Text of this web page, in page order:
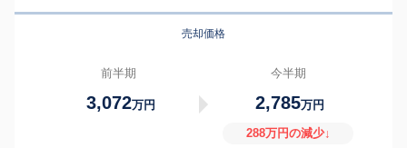
売却価格
前半期
3,072万円
今半期
2,785万円
288万円の減少↓